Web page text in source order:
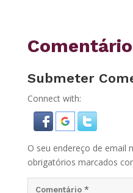
Submeter
Connect with:
O seu endereço de email
obrigatórios marcados